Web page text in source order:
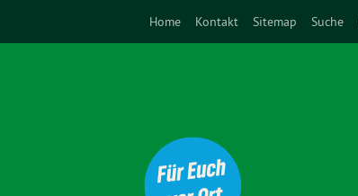
Home Kontakt Sitemap Suche